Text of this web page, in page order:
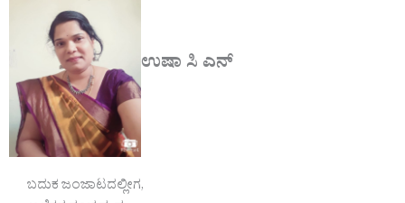
ಉಷಾ ಸಿ ಎನ್
ಬದುಕ ಜಂಜಾಟದಲ್ಲೀಗ,